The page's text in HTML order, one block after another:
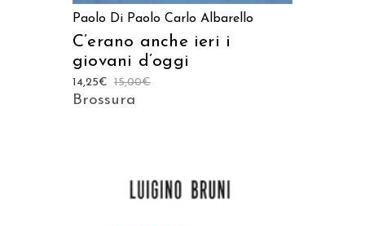
Paolo Di Paolo Carlo Albarello
C’erano anche ieri i
giovani d’oggi
15,00€
14,25€
Brossura